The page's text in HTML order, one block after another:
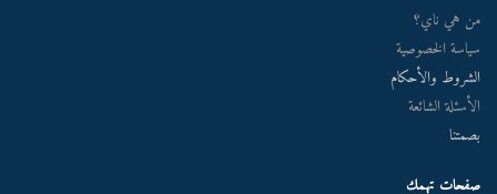
من هي ناي؟
سياسة الخصوصية
الشروط والأحكام
الأسئلة الشائعة
بصمتنا
صفحات تهمك